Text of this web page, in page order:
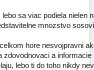
sa viac podiela nielen
mnozstvo
hore nesvojpravni
zdovodnovaci a
lebo ti do toho nikdy